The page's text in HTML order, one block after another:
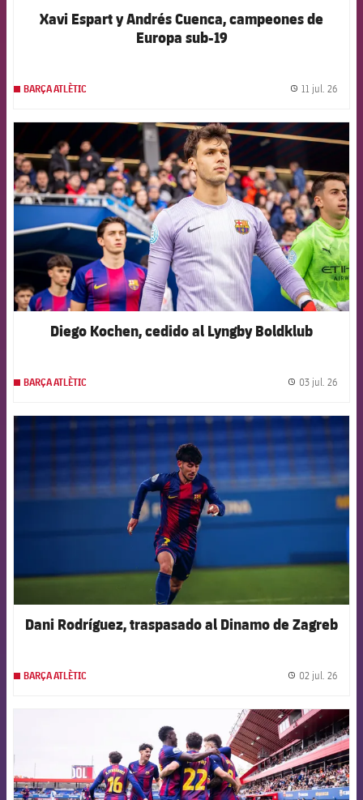
Xavi Espart y Andrés Cuenca, campeones de
Europa sub-19
BARÇA ATLÈTIC 11 jul. 26
FCB Barcelona badge
Diego Kochen, cedido al Lyngby Boldklub
BARÇA ATLÈTIC 03 jul. 26
FCB Barcelona badge
Dani Rodríguez, traspasado al Dinamo de Zagreb
BARÇA ATLÈTIC 02 jul. 26
FCB Barcelona badge